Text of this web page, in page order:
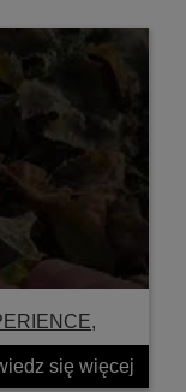
się więcej